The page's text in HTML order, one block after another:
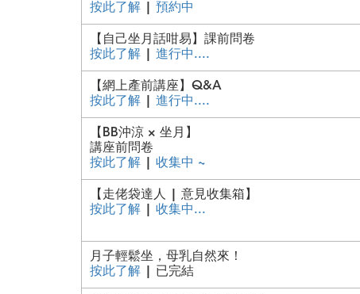
按此了解
預約中
【自己坐月話咁易】課前問卷
按此了解
進行中....
【網上產前講座】Q&A
按此了解
進行中....
【BB沖涼 × 坐月】
講座前問卷
按此了解
收集中 ~
【走佬袋達人 | 意見收集箱】
按此了解
收集中...
月子輕鬆坐，母乳自然來！
按此了解 | 已完結